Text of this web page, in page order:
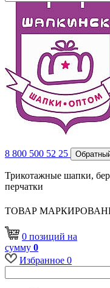
8 800 500 52 25
Трикотажные шапки,
перчатки
ТОВАР
0 позиций на
сумму 0
Избранное 0